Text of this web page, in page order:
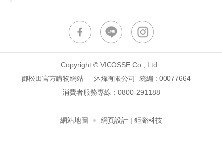
Copyright © VICOSSE Co., Ltd.
御松田官方購物網站 沐烽有限公司 統編 : 00077664
消費者服務專線： 0800-291188
網站地圖 網頁設計| 鉅潞科技